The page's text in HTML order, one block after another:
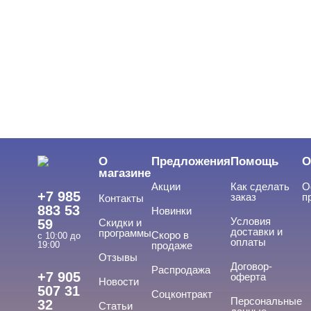
Лаки для ногтей
Пилки, блоки
Уход
Фрезы, боры, колпачки
+7 985
883 53
59
с 10:00 до
19:00
+7 905
507 31
32
О
магазине
Контакты
Скидки и
программы
Отзывы
Новости
Статьи
Предложения
Акции
Новинки
Скоро в
продаже
Распродажа
Соцконтракт
Помощь
Как сделать
заказ
Условия
доставки и
оплаты
Договор-
оферта
Персональные